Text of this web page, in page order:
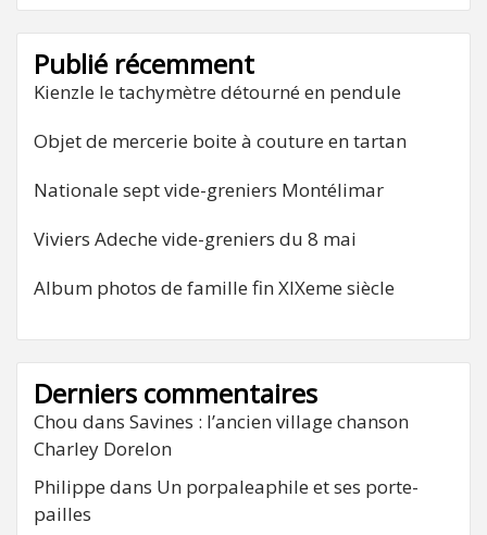
Publié récemment
Kienzle le tachymètre détourné en pendule
Objet de mercerie boite à couture en tartan
Nationale sept vide-greniers Montélimar
Viviers Adeche vide-greniers du 8 mai
Album photos de famille fin XIXeme siècle
Derniers commentaires
Chou dans Savines : l’ancien village chanson
Charley Dorelon
Philippe dans Un porpaleaphile et ses porte-
pailles